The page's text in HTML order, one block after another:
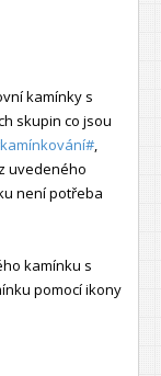
kamínky s
skupin co jsou
uvedeného
není potřeba
kamínku s
pomocí ikony